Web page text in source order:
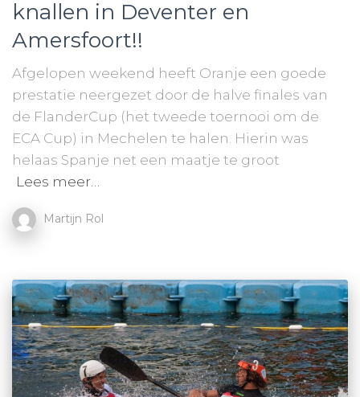
knallen in Deventer en
Amersfoort!!
Afgelopen weekend heeft Oranje een goede
prestatie neergezet door de halve finales van
de FlanderCup (het tweede toernooi om de
ECA Cup) in Mechelen te halen. Hierin was
helaas Spanje net een maatje te groot
Lees meer…
Martijn Rol